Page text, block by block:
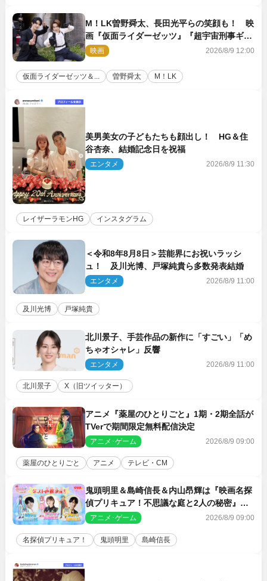
M！LK曽野舜太、長田光平らの笑顔も！ 映
画『仮面ライダーゼッツ』『超宇宙刑事ギャ
バン インフィニティ』オフショット到着
映画 2026/8/9 12:00
仮面ライダーゼッツ＆... 曽野舜太 M！LK
美男美女の子どもたちも顔出し！ HG＆住
谷杏奈、結婚記念日を祝福
エンタメ 2026/8/9 11:30
レイザーラモンHG インスタグラム
＜令和8年8月8日＞芸能界にお祝いラッシ
ュ！ 及川光博、戸塚純貴ら多数発表結婚
エンタメ 2026/8/9 11:00
及川光博 戸塚純貴
北川景子、手芸作品の新作に「すごい」「め
ちゃオシャレ」反響
エンタメ 2026/8/9 11:00
北川景子 X（旧ツイッター）
アニメ『薬屋のひとりごと』1期・2期全話が
TVerで期間限定無料配信決定
アニメ･ゲーム 2026/8/9 09:00
薬屋のひとりごと アニメ テレビ・CM
鬼頭明里＆島崎信長＆内山昂輝は『映画名探
偵プリキュア！不思議な庭と2人の秘密』ゲ
スト声優に決定
アニメ･ゲーム 2026/8/9 09:00
名探偵プリキュア！ 鬼頭明里 島崎信長